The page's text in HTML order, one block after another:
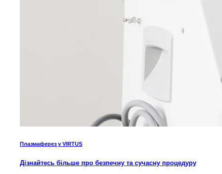
Плазмаферез у VIRTUS
Дізнайтесь більше про безпечну та сучасну процедуру